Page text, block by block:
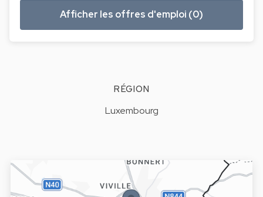
Afficher les offres d'emploi (0)
RÉGION
Luxembourg